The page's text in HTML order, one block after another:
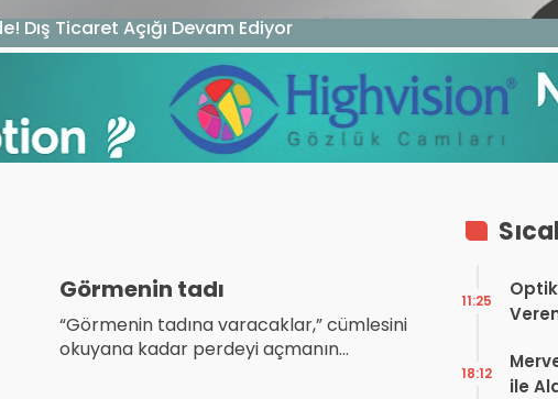
Dış Ticaret Açığı Devam Ediyor
Görmenin tadı
“Görmenin tadına varacaklar,” cümlesini
okuyana kadar perdeyi açmanın
11:25
ile
18:12